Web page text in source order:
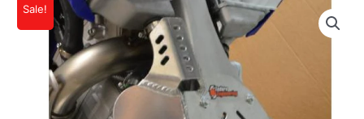
Sale!
Ursprünglicher
Preis
war:
129,95€
Aktueller
116,95€.
Enduro
Engineering
Motorschutz
Yamaha